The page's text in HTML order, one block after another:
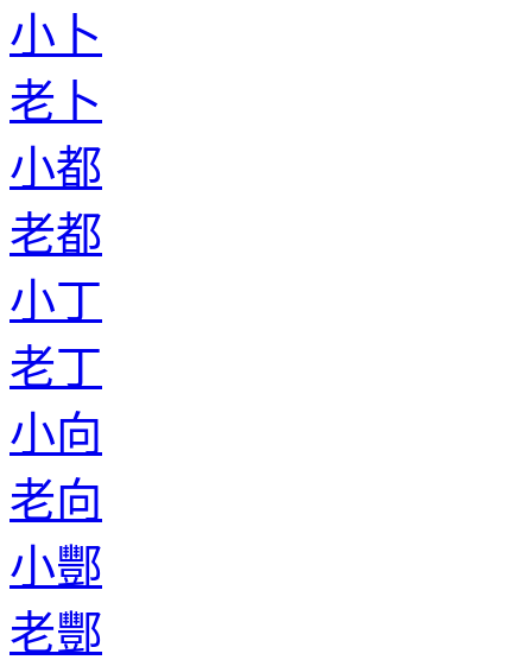
小卜
老卜
小都
老都
小丁
老丁
小向
老向
小酆
老酆